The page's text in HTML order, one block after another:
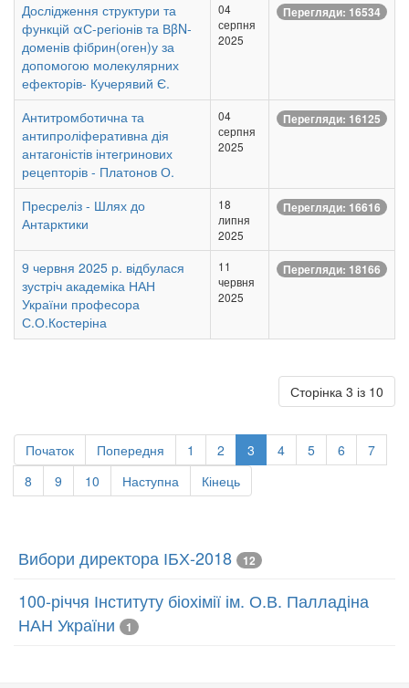
Дослідження структури та
функцій αС-регіонів та ВβN-
доменів фібрин(оген)у за
допомогою молекулярних
ефекторів- Кучерявий Є.
04
серпня
2025
Перегляди: 16534
Антитромботична та
антипроліферативна дія
антагоністів інтегринових
рецепторів - Платонов О.
04
серпня
2025
Перегляди: 16125
Пресреліз - Шлях до
Антарктики
18
липня
2025
Перегляди: 16616
9 червня 2025 р. відбулася
зустріч академіка НАН
України професора
С.О.Костеріна
11
червня
2025
Перегляди: 18166
Сторінка 3 із 10
Початок Попередня 1 2 3 4 5 6
7
8
9 10 Наступна Кінець
Вибори директора ІБХ-2018 12
100-річчя Інституту біохімії ім. О.В. Палладіна
НАН України
1